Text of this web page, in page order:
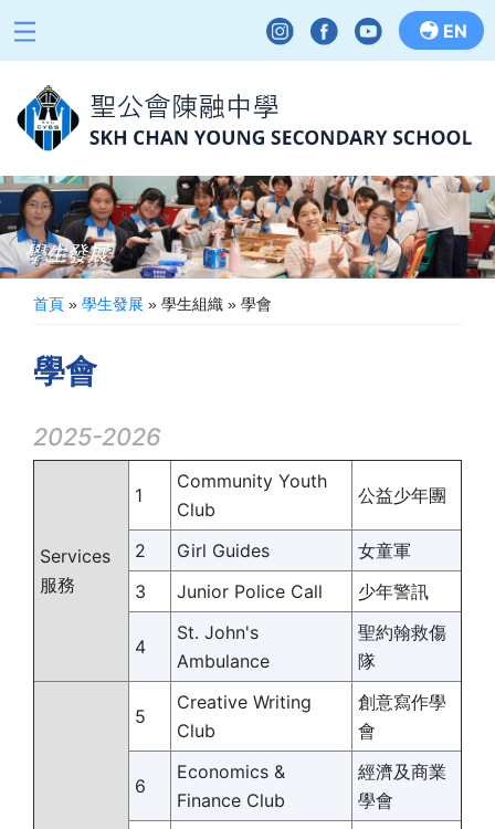
EN
學生發展
首頁 » 學生發展 » 學生組織 » 學會
學會
2025-2026
Services
服務
1
Community Youth
Club
公益少年團
2 Girl Guides
女童軍
3
Junior Police Call 少年警訊
4
St. John's
Ambulance
聖約翰救傷
隊
5
Creative Writing
Club
創意寫作學
會
6
Economics &
Finance Club
經濟及商業
學會